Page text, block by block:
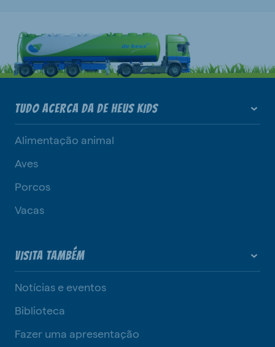
TUDO ACERCA DA DE HEUS KIDS
Alimentação animal
Aves
Porcos
Vacas
VISITA TAMBÉM
Notícias e eventos
Biblioteca
Fazer uma apresentação